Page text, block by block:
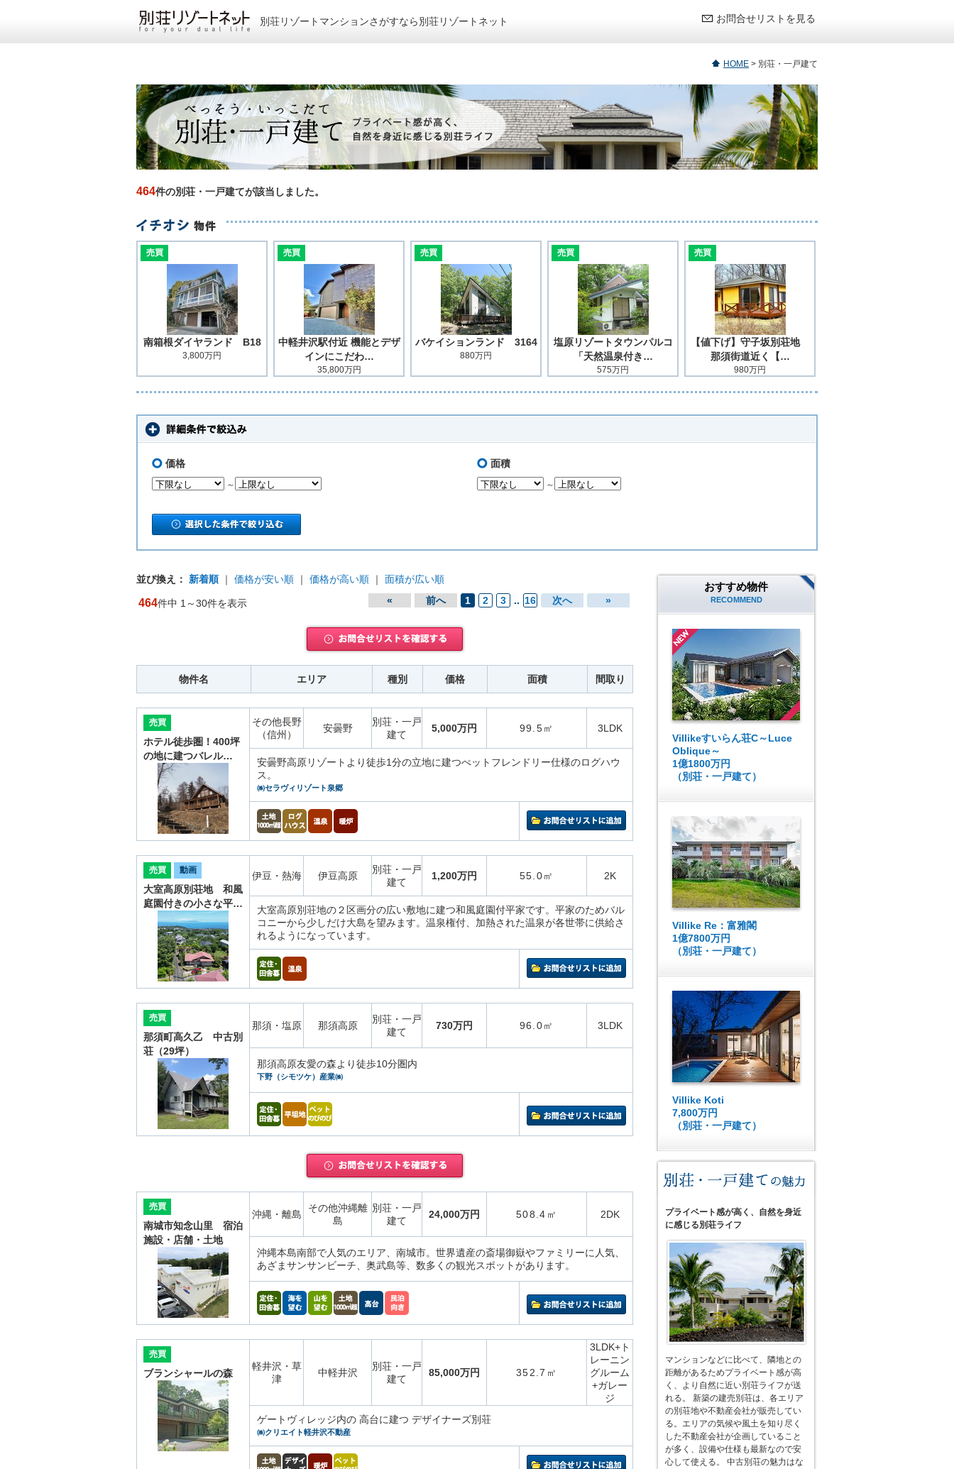
別荘リゾートマンションさがすなら別荘リゾートネット お問合せリストを見る
HOME > 別荘・一戸建て
464件の別荘・一戸建てが該当しました。
売買
南箱根ダイヤランド B18
3,800万円
売買
中軽井沢駅付近 機能とデザ
インにこだわ…
35,800万円
売買
バケイションランド 3164
880万円
売買
塩原リゾートタウンパルコ
「天然温泉付き…
575万円
売買
【値下げ】守子坂別荘地
那須街道近く【…
980万円
価格
～
面積
～
並び換え： 新着順 ｜ 価格が安い順 ｜ 価格が高い順 ｜ 面積が広い順
464件中 1～30件を表示 « 前へ 1 2 3 .. 16 次へ »
物件名 エリア 種別 価格 面積 間取り
売買
ホテル徒歩圏！400坪
の地に建つバレル…
その他長野
（信州）
安曇野
別荘・一戸
建て
5,000万円 99.5㎡ 3LDK
安曇野高原リゾートより徒歩1分の立地に建つぺットフレンドリー仕様のログハウ
ス。
㈱セラヴィリゾート泉郷
売買 動画
大室高原別荘地 和風
庭園付きの小さな平…
伊豆・熱海 伊豆高原
別荘・一戸
建て
1,200万円 55.0㎡ 2K
大室高原別荘地の２区画分の広い敷地に建つ和風庭園付平家です。平家のためバル
コニーから少しだけ大島を望みます。温泉権付、加熱された温泉が各世帯に供給さ
れるようになっています。
売買
那須町高久乙 中古別
荘（29坪）
那須・塩原 那須高原
別荘・一戸
建て
730万円 96.0㎡ 3LDK
那須高原友愛の森より徒歩10分圏内
下野（シモツケ）産業㈱
売買
南城市知念山里 宿泊
施設・店舗・土地
沖縄・離島
その他沖縄離
島
別荘・一戸
建て
24,000万円 508.4㎡ 2DK
沖縄本島南部で人気のエリア、南城市。世界遺産の斎場御嶽やファミリーに人気、
あざまサンサンビーチ、奥武島等、数多くの観光スポットがあります。
売買
ブランシャールの森
軽井沢・草
津
中軽井沢
別荘・一戸
建て
85,000万円 352.7㎡
3LDK+ト
レーニン
グルーム
+ガレー
ジ
ゲートヴィレッジ内の 高台に建つ デザイナーズ別荘
㈱クリエイト軽井沢不動産
おすすめ物件
RECOMMEND
Villikeすいらん荘C～Luce
Oblique～
1億1800万円
（別荘・一戸建て）
Villike Re：富雅閣
1億7800万円
（別荘・一戸建て）
Villike Koti
7,800万円
（別荘・一戸建て）
プライベート感が高く、自然を身近
に感じる別荘ライフ
マンションなどに比べて、隣地との
距離があるためプライベート感が高
く、より自然に近い別荘ライフが送
れる。 新築の建売別荘は、各エリア
の別荘地や不動産会社が販売してい
る。エリアの気候や風土を知り尽く
した不動産会社が企画していること
が多く、設備や仕様も最新なので安
心して使える。 中古別荘の魅力はな